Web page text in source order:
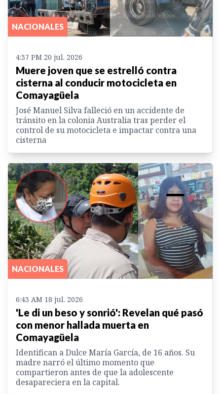
NACIONALES
4:37 PM 20 jul. 2026
Muere joven que se estrelló contra
cisterna al conducir motocicleta en
Comayagüela
José Manuel Silva falleció en un accidente de
tránsito en la colonia Australia tras perder el
control de su motocicleta e impactar contra una
cisterna
NACIONALES
6:43 AM 18 jul. 2026
'Le di un beso y sonrió': Revelan qué pasó
con menor hallada muerta en
Comayagüela
Identifican a Dulce María García, de 16 años. Su
madre narró el último momento que
compartieron antes de que la adolescente
desapareciera en la capital.